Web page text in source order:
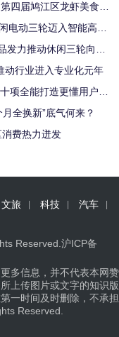
四届鸠江区龙虾美食
电动三轮迈入智能高端
力推动休闲三轮向智
动行业进入专业化元年
项全能打造更懂用户
全换新”底气何来？
费热力迸发
文旅 科技
汽车
Reserved. 沪ICP备
多信息，并不代表本网赞
上传图片或文字的知识版
一时间及时删除，不承担
Reserved.